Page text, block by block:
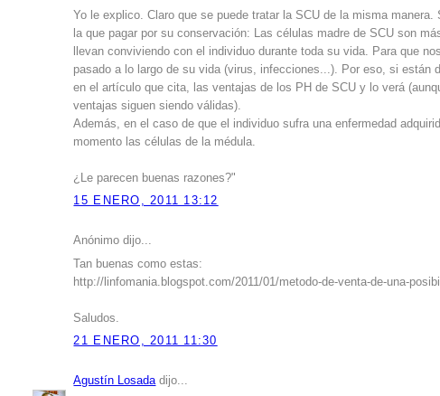
Yo le explico. Claro que se puede tratar la SCU de la misma
la que pagar por su conservación: Las células madre de SCU son
llevan conviviendo con el individuo durante toda su vida. Para que
pasado a lo largo de su vida (virus, infecciones...). Por eso, si están
en el artículo que cita, las ventajas de los PH de SCU y lo verá
ventajas siguen siendo válidas).
Además, en el caso de que el individuo sufra una enfermedad
momento las células de la médula.
¿Le parecen buenas razones?"
15 ENERO, 2011 13:12
Anónimo dijo...
Tan buenas como estas:
http://linfomania.blogspot.com/2011/01/metodo-de-venta-de-una-
Saludos.
21 ENERO, 2011 11:30
Agustín Losada dijo...